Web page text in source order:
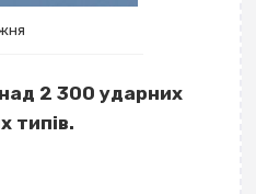
2 300 ударних
типів.